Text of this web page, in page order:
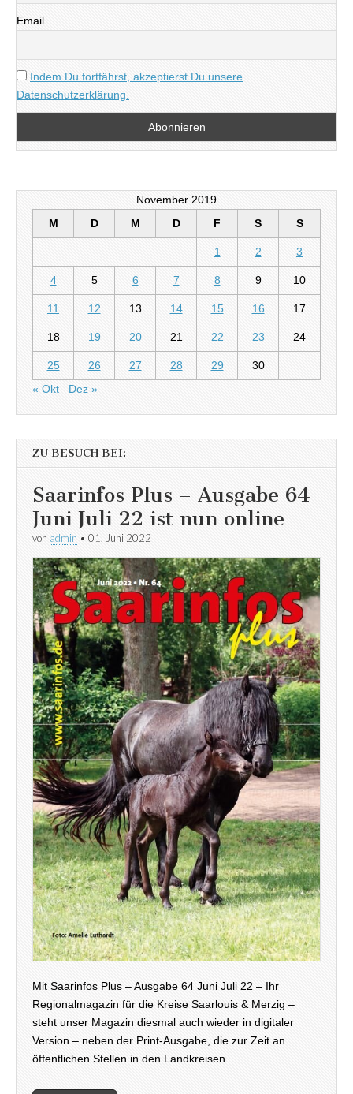
Email
Indem Du fortfährst, akzeptierst Du unsere
Datenschutzerklärung.
November 2019
M
D M D F S S
1 2 3
4 5 6 7 8 9 10
11 12 13 14 15 16 17
18 19 20 21 22 23 24
25 26 27 28 29
30
« Okt
Dez »
ZU BESUCH BEI:
Saarinfos Plus – Ausgabe 64
Juni Juli 22 ist nun online
von admin • 01. Juni 2022
Mit Saarinfos Plus – Ausgabe 64 Juni Juli 22 – Ihr
Regionalmagazin für die Kreise Saarlouis & Merzig –
steht unser Magazin diesmal auch wieder in digitaler
Version – neben der Print-Ausgabe, die zur Zeit an
öffentlichen Stellen in den Landkreisen…